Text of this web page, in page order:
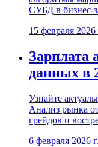
СУБД в бизнес-
15 февраля 2026
Зарплата
данных в
Узнайте
Анализ рынка
грейдов и
6 февраля 2026 г.